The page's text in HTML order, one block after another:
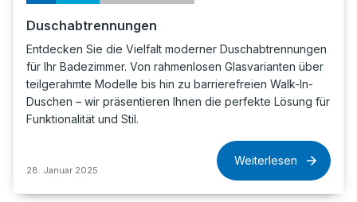
Duschabtrennungen
Entdecken Sie die Vielfalt moderner Duschabtrennungen
für Ihr Badezimmer. Von rahmenlosen Glasvarianten über
teilgerahmte Modelle bis hin zu barrierefreien Walk-In-
Duschen – wir präsentieren Ihnen die perfekte Lösung für
Funktionalität und Stil.
28. Januar 2025
Weiterlesen